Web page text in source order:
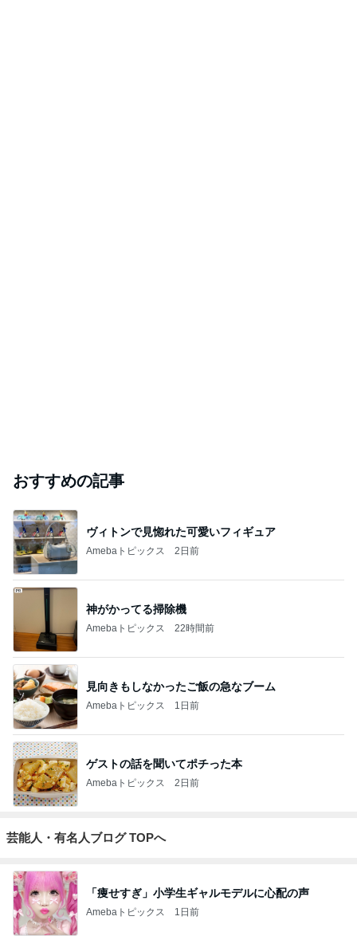
おすすめの記事
ヴィトンで見惚れた可愛いフィギュア
Amebaトピックス 2日前
神がかってる掃除機
Amebaトピックス 22時間前
見向きもしなかったご飯の急なブーム
Amebaトピックス 1日前
ゲストの話を聞いてポチった本
Amebaトピックス 2日前
芸能人・有名人ブログ TOPへ
「痩せすぎ」小学生ギャルモデルに心配の声
Amebaトピックス 1日前